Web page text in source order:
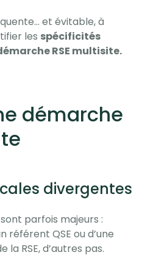
et évitable, à
les spécificités
RSE multisite.
démarche
divergentes
parfois majeurs :
référent QSE ou d’une
RSE, d’autres pas.